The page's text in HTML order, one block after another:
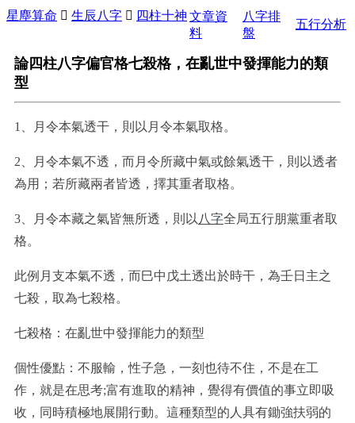
星塵算命  生辰八字  四柱十神 文章資
料
八字排
盤
五行分析
論四柱八字偏官格七殺格，在亂世中發揮能力的類
型
1、月令本氣透干，則以月令本氣取格。
2、月令本氣不透，而月令所藏中氣或餘氣透干，則以透者
為用；若所藏兩者皆透，擇其重者取格。
3、月令本藏之氣皆無所透，則以 八字全局五行朋黨重者取
格。
此例月支本氣不透，而巳中戊土透出於時干，為壬日主之
七殺，取為七殺格。
七殺格：在亂世中發揮能力的類型
個性優點：不服輸，性子急，一刻也待不住，不是在工
作，就是在思考;富有進取的精神，覺得有價值的事立即吸
收，同時積極地展開行動。這種類型的人具有鋤強扶弱的